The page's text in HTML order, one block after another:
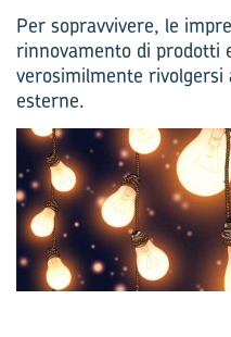
Per sopravvivere, le
rinnovamento di prodotti
verosimilmente rivolgersi
esterne.